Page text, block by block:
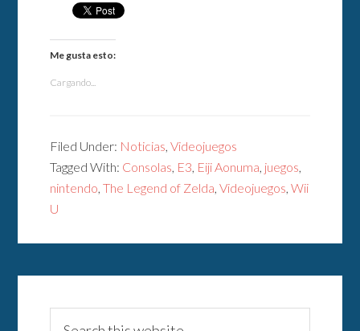
Me gusta esto:
Cargando...
Filed Under: Noticias ,Videojuegos
Tagged With: Consolas E3 Eiji Aonuma juegos
nintendo ,The Legend of Zelda ,Videojuegos ,Wii
U